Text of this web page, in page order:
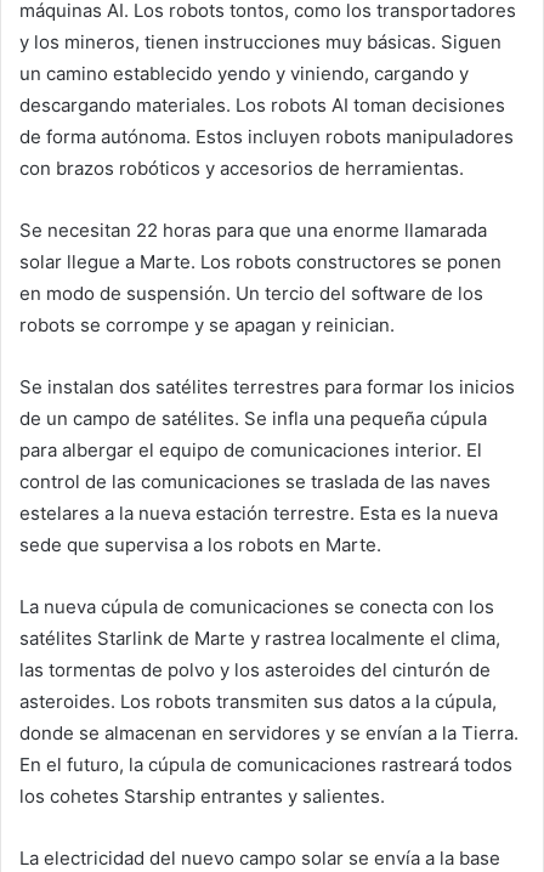
máquinas AI. Los robots tontos, como los transportadores
y los mineros, tienen instrucciones muy básicas. Siguen
un camino establecido yendo y viniendo, cargando y
descargando materiales. Los robots AI toman decisiones
de forma autónoma. Estos incluyen robots manipuladores
con brazos robóticos y accesorios de herramientas.
Se necesitan 22 horas para que una enorme llamarada
solar llegue a Marte. Los robots constructores se ponen
en modo de suspensión. Un tercio del software de los
robots se corrompe y se apagan y reinician.
Se instalan dos satélites terrestres para formar los inicios
de un campo de satélites. Se infla una pequeña cúpula
para albergar el equipo de comunicaciones interior. El
control de las comunicaciones se traslada de las naves
estelares a la nueva estación terrestre. Esta es la nueva
sede que supervisa a los robots en Marte.
La nueva cúpula de comunicaciones se conecta con los
satélites Starlink de Marte y rastrea localmente el clima,
las tormentas de polvo y los asteroides del cinturón de
asteroides. Los robots transmiten sus datos a la cúpula,
donde se almacenan en servidores y se envían a la Tierra.
En el futuro, la cúpula de comunicaciones rastreará todos
los cohetes Starship entrantes y salientes.
La electricidad del nuevo campo solar se envía a la base